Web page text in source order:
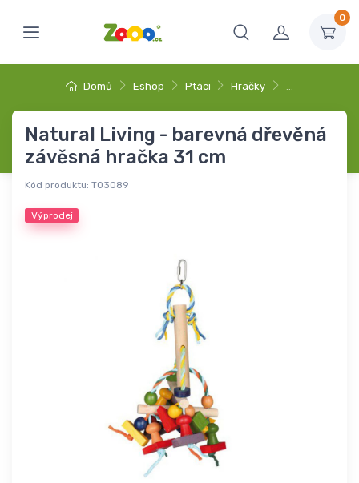
0
Domů Eshop Ptáci Hračky …
Natural Living - barevná dřevěná
závěsná hračka 31 cm
Kód produktu: T03089
Výprodej